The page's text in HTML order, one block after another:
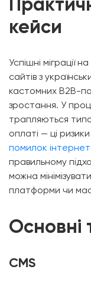
кейси
Успішні міграції
сайтів з
кастомних B2B-
зростання. У
трапляються
оплаті — ці
помилок
правильному
можна
платформи чи
Основні
CMS